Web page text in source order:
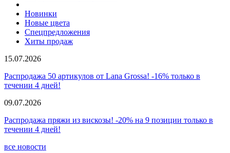
Новинки
Новые цвета
Спецпредложения
Хиты продаж
15.07.2026
Распродажа 50 артикулов от Lana Grossa! -16% только в
течении 4 дней!
09.07.2026
Распродажа пряжи из вискозы! -20% на 9 позиции только в
течении 4 дней!
все новости